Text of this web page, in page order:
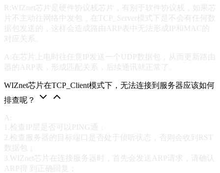
R:WIZnet芯片是硬件协议栈芯片，有别于软件协议栈，如果芯
片不主动往网络中发包，在TCP_Server模式下是不会有任何数
据包发送的，这样会造成路由ARP表中无法形成IP和MAC的
对应关系。
A:在芯片上电时往任意IP发送一个UDP数据包，从而更新路由
器的ARP表，形成匹配关系，后续通讯就正常了。
WIZnet芯片在TCP_Client模式下，无法连接到服务器应该如何
排查呢？
A:
1.检查IP层是否可以PING通；
2.检查服务器的目标端口是否处于侦听状态，否则会收到RST
数据包；
3.WIZnet芯片在连接服务器时，首先会发送ARP请求，请确认
ARP得 到正确回复；